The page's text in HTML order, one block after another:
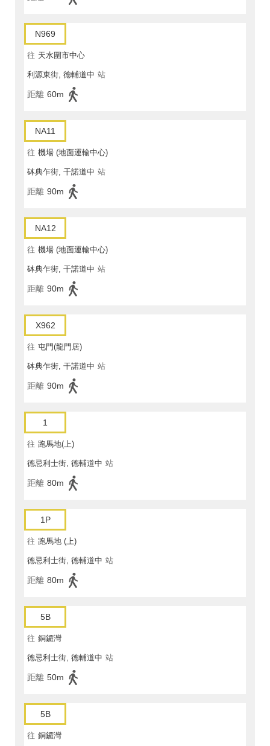
N969
往 天水圍市中心
利源東街, 德輔道中 站
距離 60m
NA11
往 機場 (地面運輸中心)
砵典乍街, 干諾道中 站
距離 90m
NA12
往 機場 (地面運輸中心)
砵典乍街, 干諾道中 站
距離 90m
X962
往 屯門(龍門居)
砵典乍街, 干諾道中 站
距離 90m
1
往 跑馬地(上)
德忌利士街, 德輔道中 站
距離 80m
1P
往 跑馬地 (上)
德忌利士街, 德輔道中 站
距離 80m
5B
往 銅鑼灣
德忌利士街, 德輔道中 站
距離 50m
5B
往 銅鑼灣